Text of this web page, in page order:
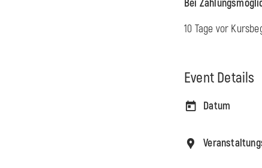
Bei
10 Tage vor
Event Details
Datum